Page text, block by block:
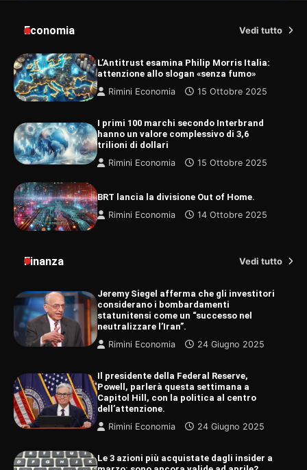
Economia Vedi tutto
L’Antitrust esamina Philip Morris Italia:
attenzione allo slogan «senza fumo»
Rimini Economia
15 Ottobre 2025
I primi 100 marchi secondo Interbrand
hanno un valore complessivo di 3,6
trilioni di dollari
Rimini Economia
15 Ottobre 2025
BRT lancia la divisione Out of Home.
Rimini Economia
14 Ottobre 2025
Finanza Vedi tutto
Jeremy Siegel afferma che gli investitori
considerano i bombardamenti
statunitensi come un “successo nel
neutralizzare l’Iran”.
Rimini Economia
24 Giugno 2025
Il presidente della Federal Reserve,
Powell, parlerà questa settimana a
Capitol Hill, con la politica al centro
dell’attenzione.
Rimini Economia
24 Giugno 2025
Le 3 azioni più acquistate dagli insider a